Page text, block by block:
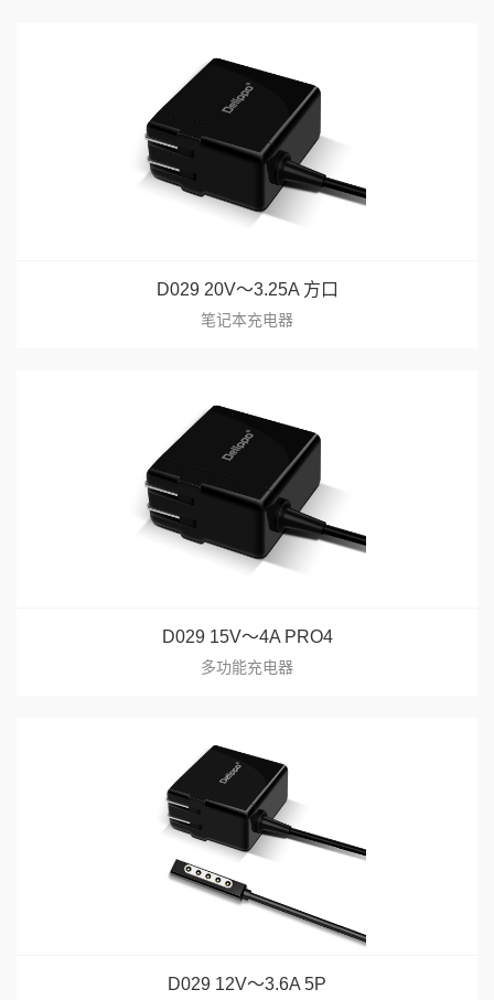
D029 20V～3.25A 方口
笔记本充电器
D029 15V～4A PRO4
多功能充电器
D029 12V～3.6A 5P